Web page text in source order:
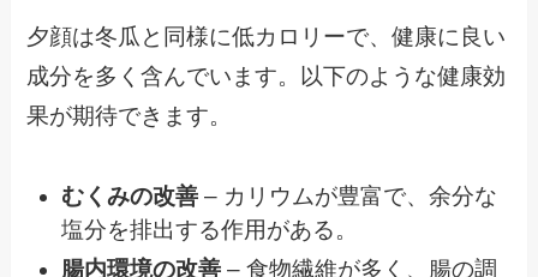
夕顔は冬瓜と同様に低カロリーで、健康に良い
成分を多く含んでいます。以下のような健康効
果が期待できます。
むくみの改善– カリウムが豊富で、余分な
塩分を排出する作用がある。
腸内環境の改善– 食物繊維が多く、腸の調